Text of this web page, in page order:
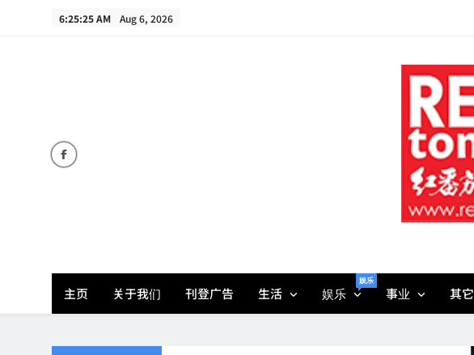
6:25:25 AM Aug 6, 2026
主页 关于我们 刊登广告 生活 娱乐
娱乐
事业 其它